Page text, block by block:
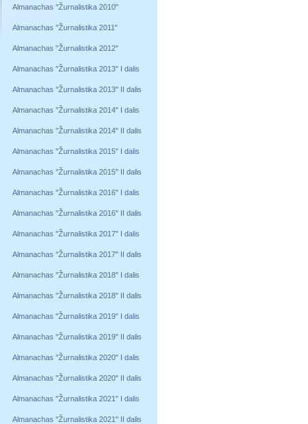
Almanachas "Žurnalistika 2010"
Almanachas "Žurnalistika 2011"
Almanachas "Žurnalistika 2012"
Almanachas "Žurnalistika 2013" I dalis
Almanachas "Žurnalistika 2013" II dalis
Almanachas "Žurnalistika 2014" I dalis
Almanachas "Žurnalistika 2014" II dalis
Almanachas "Žurnalistika 2015" I dalis
Almanachas "Žurnalistika 2015" II dalis
Almanachas "Žurnalistika 2016" I dalis
Almanachas "Žurnalistika 2016" II dalis
Almanachas "Žurnalistika 2017" I dalis
Almanachas "Žurnalistika 2017" II dalis
Almanachas "Žurnalistika 2018" I dalis
Almanachas "Žurnalistika 2018" II dalis
Almanachas "Žurnalistika 2019" I dalis
Almanachas "Žurnalistika 2019" II dalis
Almanachas "Žurnalistika 2020" I dalis
Almanachas "Žurnalistika 2020" II dalis
Almanachas "Žurnalistika 2021" I dalis
Almanachas "Žurnalistika 2021" II dalis